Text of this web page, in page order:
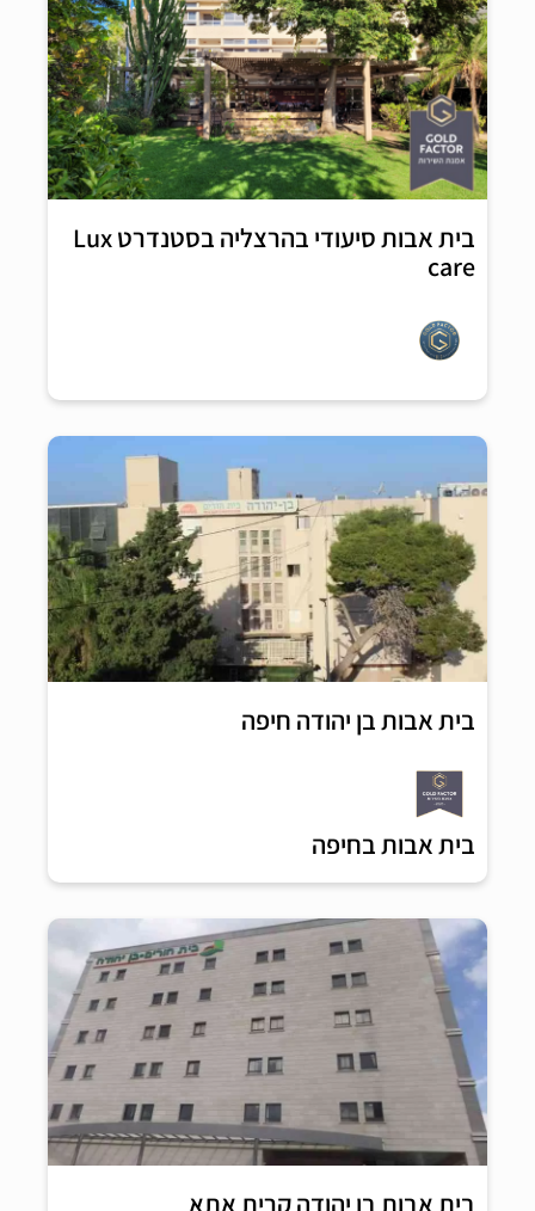
בית אבות סיעודי בהרצליה בסטנדרט Lux
care
בית אבות בן יהודה חיפה
בית אבות בחיפה
בית אבות בן יהודה קרית אתא